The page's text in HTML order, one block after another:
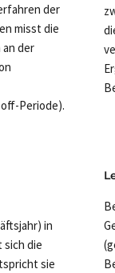
der
misst die
der
Periode).
in
sich die
sie